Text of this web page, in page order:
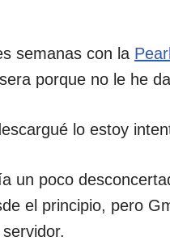
semanas con la Pearl
porque no le he
lo estoy
un poco
el principio, pero